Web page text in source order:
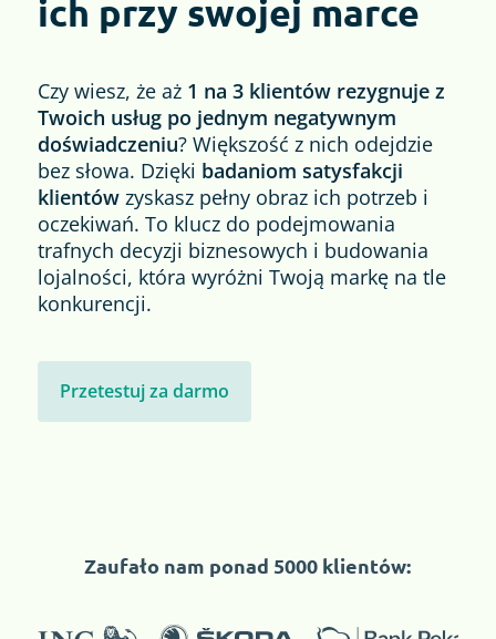
ich przy swojej marce
Czy wiesz, że aż1 na 3 klientów rezygnuje z
Twoich usług po jednym negatywnym
doświadczeniu? Większość z nich odejdzie
bez słowa. Dzięki badaniom satysfakcji
klientówzyskasz pełny obraz ich potrzeb i
oczekiwań. To klucz do podejmowania
trafnych decyzji biznesowych i budowania
lojalności, która wyróżni Twoją markę na tle
konkurencji.
Przetestuj za darmo
Zaufało nam ponad 5000 klientów: